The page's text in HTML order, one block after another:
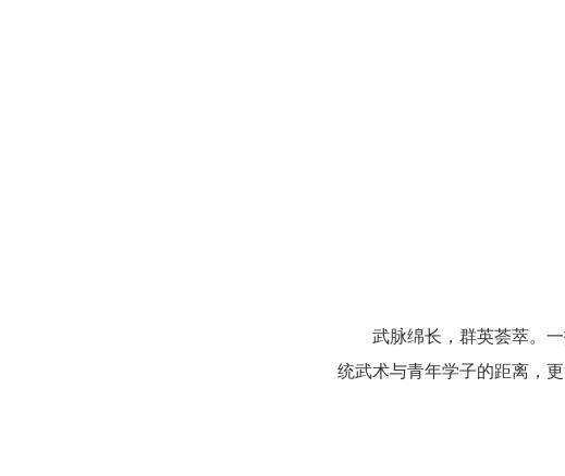
武脉绵长，群英荟萃。
统武术与青年学子的距离，